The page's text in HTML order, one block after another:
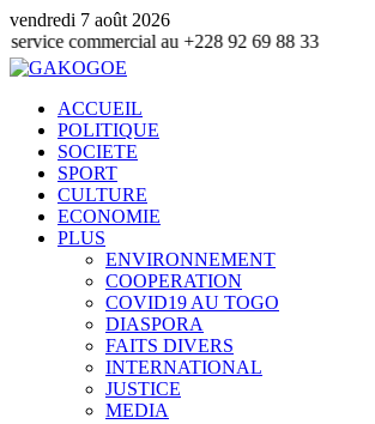
vendredi 7 août 2026
au +228 92 69 88 33
ACCUEIL
POLITIQUE
SOCIETE
SPORT
CULTURE
ECONOMIE
PLUS
ENVIRONNEMENT
COOPERATION
COVID19 AU TOGO
DIASPORA
FAITS DIVERS
INTERNATIONAL
JUSTICE
MEDIA